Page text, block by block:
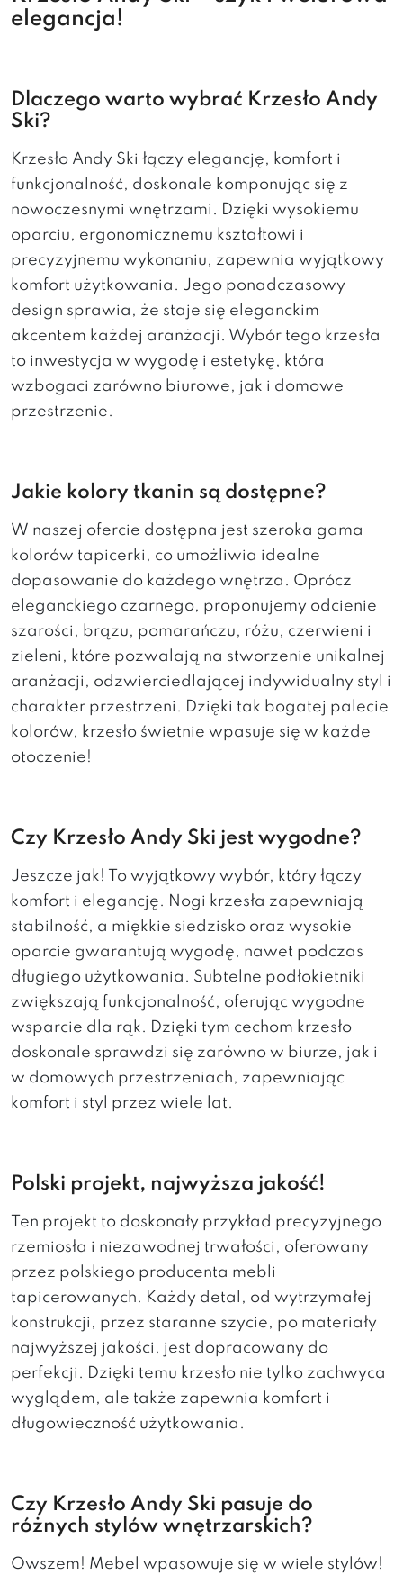
elegancja!
Dlaczego warto wybrać Krzesło Andy
Ski?
Krzesło Andy Ski łączy elegancję, komfort i
funkcjonalność, doskonale komponując się z
nowoczesnymi wnętrzami. Dzięki wysokiemu
oparciu, ergonomicznemu kształtowi i
precyzyjnemu wykonaniu, zapewnia wyjątkowy
komfort użytkowania. Jego ponadczasowy
design sprawia, że staje się eleganckim
akcentem każdej aranżacji. Wybór tego krzesła
to inwestycja w wygodę i estetykę, która
wzbogaci zarówno biurowe, jak i domowe
przestrzenie.
Jakie kolory tkanin są dostępne?
W naszej ofercie dostępna jest szeroka gama
kolorów tapicerki, co umożliwia idealne
dopasowanie do każdego wnętrza. Oprócz
eleganckiego czarnego, proponujemy odcienie
szarości, brązu, pomarańczu, różu, czerwieni i
zieleni, które pozwalają na stworzenie unikalnej
aranżacji, odzwierciedlającej indywidualny styl i
charakter przestrzeni. Dzięki tak bogatej palecie
kolorów, krzesło świetnie wpasuje się w każde
otoczenie!
Czy Krzesło Andy Ski jest wygodne?
Jeszcze jak! To wyjątkowy wybór, który łączy
komfort i elegancję. Nogi krzesła zapewniają
stabilność, a miękkie siedzisko oraz wysokie
oparcie gwarantują wygodę, nawet podczas
długiego użytkowania. Subtelne podłokietniki
zwiększają funkcjonalność, oferując wygodne
wsparcie dla rąk. Dzięki tym cechom krzesło
doskonale sprawdzi się zarówno w biurze, jak i
w domowych przestrzeniach, zapewniając
komfort i styl przez wiele lat.
Polski projekt, najwyższa jakość!
Ten projekt to doskonały przykład precyzyjnego
rzemiosła i niezawodnej trwałości, oferowany
przez polskiego producenta mebli
tapicerowanych. Każdy detal, od wytrzymałej
konstrukcji, przez staranne szycie, po materiały
najwyższej jakości, jest dopracowany do
perfekcji. Dzięki temu krzesło nie tylko zachwyca
wyglądem, ale także zapewnia komfort i
długowieczność użytkowania.
Czy Krzesło Andy Ski pasuje do
różnych stylów wnętrzarskich?
Owszem! Mebel wpasowuje się w wiele stylów!